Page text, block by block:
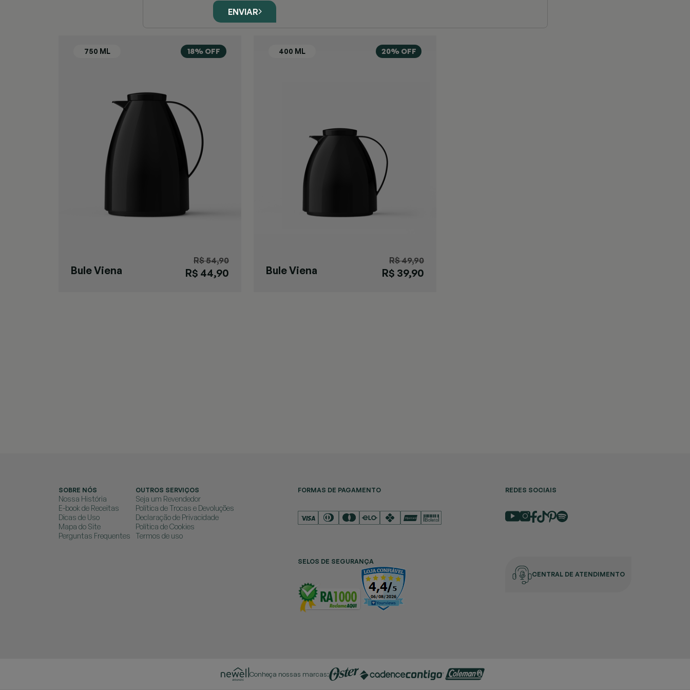
18% OFF
Bule Viena
R$ 54,90
R$ 44,90
20% OFF
Bule Viena
R$ 49,90
R$ 39,90
SOBRE NÓS
Nossa História
E-book de Receitas
Dicas de Uso
Mapa do Site
Perguntas Frequentes
OUTROS SERVIÇOS
Seja um Revendedor
Política de Trocas e Devoluções
Declaração de Privacidade
Política de Cookies
Termos de uso
FORMAS DE PAGAMENTO
SELOS DE SEGURANÇA
REDES SOCIAIS
CENTRAL DE ATENDIMENTO
Conheça nossas marcas:
ENVIAR